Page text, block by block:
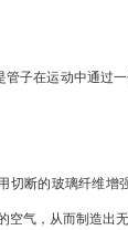
在运动中通过一
断的玻璃纤维增
空气，从而制造